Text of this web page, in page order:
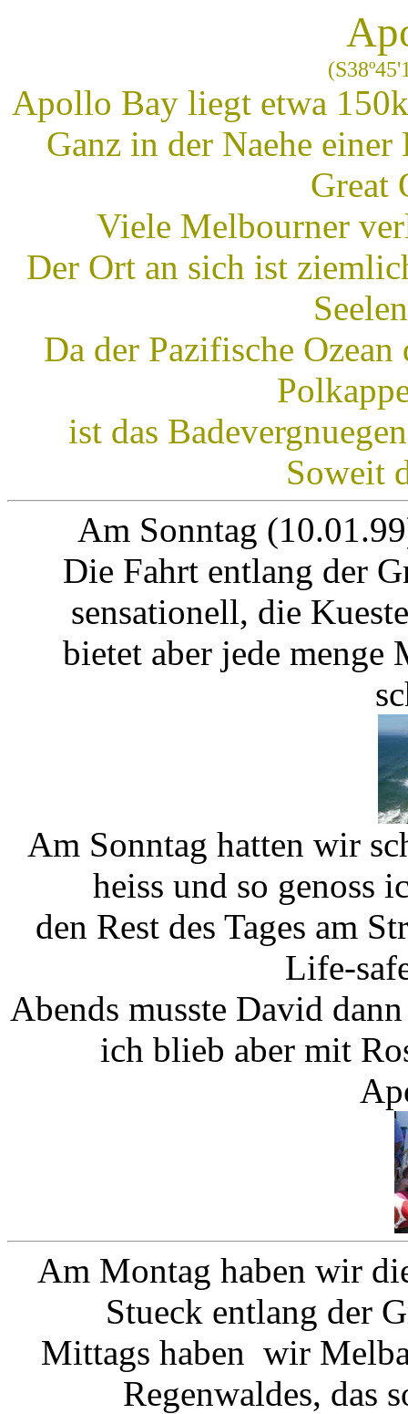
Apollo Bay liegt etwa
Ganz in der Naehe
Great
Viele Melbourner
Der Ort an sich ist
Da der Pazifische
ist das
Soweit
Am Sonntag
Die Fahrt entlang der
sensationell, die
bietet aber jede menge
Am Sonntag hatten wir
heiss und so genoss
den Rest des Tages am
Life-
Abends musste David
ich blieb aber mit
Am Montag haben wir
Stueck entlang der
Mittags haben wir
Regenwaldes, das